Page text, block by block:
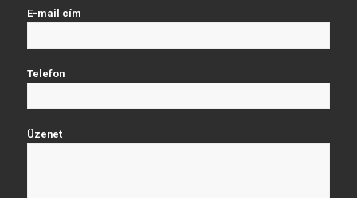
E-mail cím
Telefon
Üzenet